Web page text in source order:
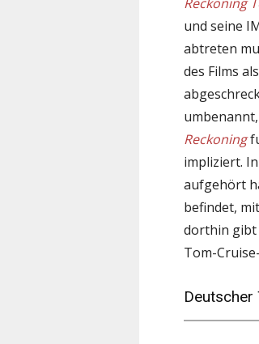
und seine
abtreten
des Films
Reckoning
impliziert.
aufgehört
befindet,
dorthin gibt
Tom-
Deutscher